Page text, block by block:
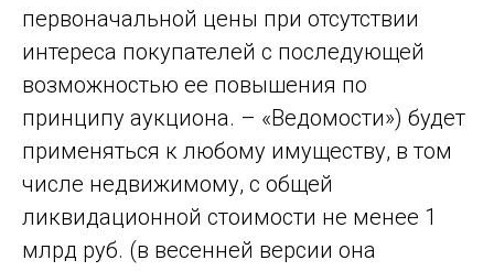
первоначальной цены при отсутствии
интереса покупателей с последующей
возможностью ее повышения по
принципу аукциона. – «Ведомости») будет
применяться к любому имуществу, в том
числе недвижимому, с общей
ликвидационной стоимости не менее 1
млрд руб. (в весенней версии она